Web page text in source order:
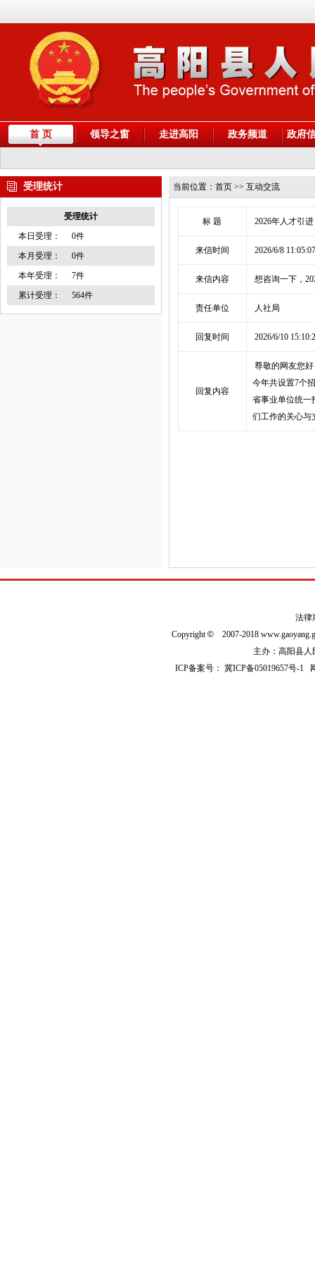
首 页 领导之窗 走进高阳 政务频道 政府
受理统计
受理统计
本日受理：
0件
本月受理：
0件
本年受理：
7件
累计受理：
564件
当前位置： 首页 >> 互动交流
标 题 2026年人才引
来信时间 2026/6/8 11:05:07
来信内容 想咨询一下，
责任单位 人社局
回复时间 2026/6/10
回复内容
尊敬的网友您
今年共设置7个
省事业单位统一
们工作的关心与
法律
Copyright© 2007-2018
主办：高阳县人
ICP备案号：冀ICP备05019657号-1